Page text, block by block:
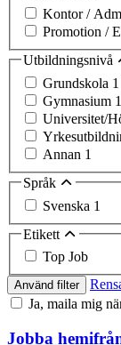
Kontor /
Promotion /
Utbildningsnivå
Grundskola 1
Gymnasium 1
Universitet/
Annan 1
Språk
Svenska 1
Etikett
Top Job
Använd filter
Ja, maila mig
Jobba